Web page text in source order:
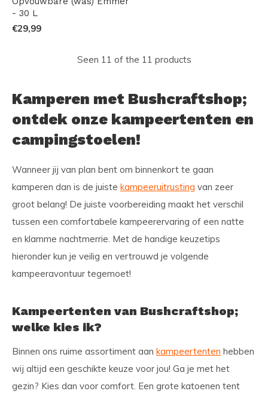
- 30 L
€29,99
Seen 11 of the 11 products
Kamperen met Bushcraftshop;
ontdek onze kampeertenten en
campingstoelen!
Wanneer jij van plan bent om binnenkort te gaan
kamperen dan is de juiste kampeeruitrusting van zeer
groot belang! De juiste voorbereiding maakt het verschil
tussen een comfortabele kampeerervaring of een natte
en klamme nachtmerrie. Met de handige keuzetips
hieronder kun je veilig en vertrouwd je volgende
kampeeravontuur tegemoet!
Kampeertenten van Bushcraftshop;
welke kies ik?
Binnen ons ruime assortiment aan kampeertenten hebben
wij altijd een geschikte keuze voor jou! Ga je met het
gezin? Kies dan voor comfort. Een grote katoenen tent